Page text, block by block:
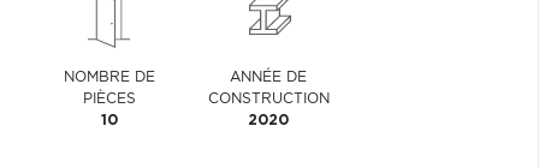
NOMBRE DE
PIÈCES
10
ANNÉE DE
CONSTRUCTION
2020